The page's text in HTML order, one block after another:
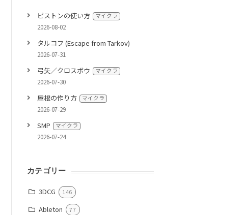
ピストンの使い方 マイクラ
2026-08-02
タルコフ (Escape from Tarkov)
2026-07-31
弓矢／クロスボウ マイクラ
2026-07-30
屋根の作り方 マイクラ
2026-07-29
SMP マイクラ
2026-07-24
カテゴリー
3DCG 146
Ableton 77